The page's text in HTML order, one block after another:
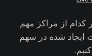
کدام از مراکز مهم
ایجاد شده در سهم